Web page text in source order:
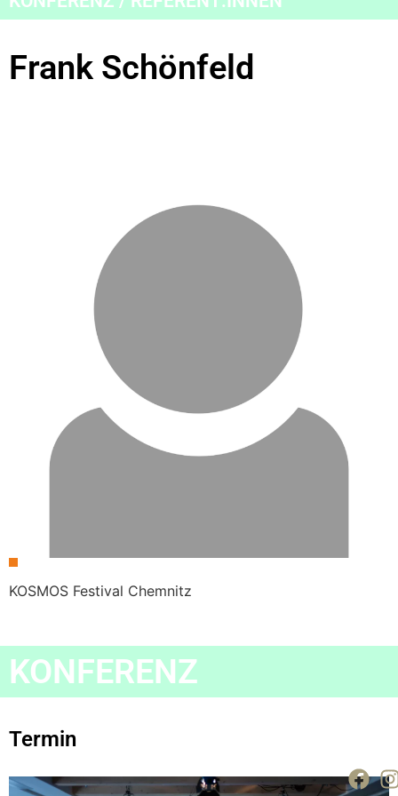
Frank Schönfeld
KOSMOS Festival Chemnitz
KONFERENZ
Termin